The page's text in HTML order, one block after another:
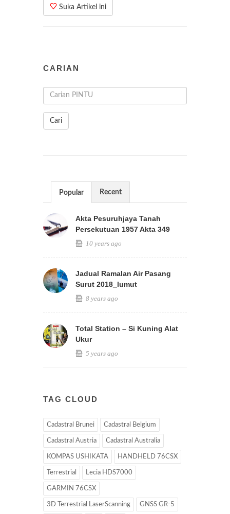
Suka Artikel ini
CARIAN
Cari
Popular Recent
Akta Pesuruhjaya Tanah
Persekutuan 1957 Akta 349
10 years ago
Jadual Ramalan Air Pasang
Surut 2018_lumut
8 years ago
Total Station – Si Kuning Alat
Ukur
5 years ago
TAG CLOUD
Cadastral Brunei Cadastral Belgium
Cadastral Austria Cadastral Australia
KOMPAS USHIKATA HANDHELD 76CSX
Terrestrial Lecia HDS7000
GARMIN 76CSX
3D Terrestrial LaserScanning GNSS GR-5